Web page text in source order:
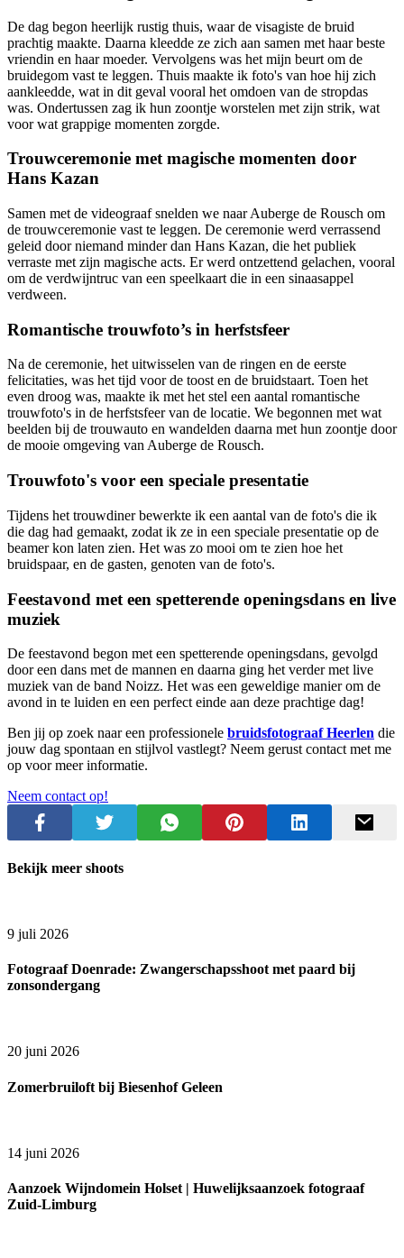
De dag begon heerlijk rustig thuis, waar de visagiste de bruid
prachtig maakte. Daarna kleedde ze zich aan samen met haar beste
vriendin en haar moeder. Vervolgens was het mijn beurt om de
bruidegom vast te leggen. Thuis maakte ik foto's van hoe hij zich
aankleedde, wat in dit geval vooral het omdoen van de stropdas
was. Ondertussen zag ik hun zoontje worstelen met zijn strik, wat
voor wat grappige momenten zorgde.
Trouwceremonie met magische momenten door
Hans Kazan
Samen met de videograaf snelden we naar Auberge de Rousch om
de trouwceremonie vast te leggen. De ceremonie werd verrassend
geleid door niemand minder dan Hans Kazan, die het publiek
verraste met zijn magische acts. Er werd ontzettend gelachen, vooral
om de verdwijntruc van een speelkaart die in een sinaasappel
verdween.
Romantische trouwfoto’s in herfstsfeer
Na de ceremonie, het uitwisselen van de ringen en de eerste
felicitaties, was het tijd voor de toost en de bruidstaart. Toen het
even droog was, maakte ik met het stel een aantal romantische
trouwfoto's in de herfstsfeer van de locatie. We begonnen met wat
beelden bij de trouwauto en wandelden daarna met hun zoontje door
de mooie omgeving van Auberge de Rousch.
Trouwfoto's voor een speciale presentatie
Tijdens het trouwdiner bewerkte ik een aantal van de foto's die ik
die dag had gemaakt, zodat ik ze in een speciale presentatie op de
beamer kon laten zien. Het was zo mooi om te zien hoe het
bruidspaar, en de gasten, genoten van de foto's.
Feestavond met een spetterende openingsdans en live
muziek
De feestavond begon met een spetterende openingsdans, gevolgd
door een dans met de mannen en daarna ging het verder met live
muziek van de band Noizz. Het was een geweldige manier om de
avond in te luiden en een perfect einde aan deze prachtige dag!
Ben jij op zoek naar een professionele bruidsfotograaf Heerlen die
jouw dag spontaan en stijlvol vastlegt? Neem gerust contact met me
op voor meer informatie.
Neem contact op!
Bekijk meer shoots
9 juli 2026
Fotograaf Doenrade: Zwangerschapsshoot met paard bij
zonsondergang
20 juni 2026
Zomerbruiloft bij Biesenhof Geleen
14 juni 2026
Aanzoek Wijndomein Holset | Huwelijksaanzoek fotograaf
Zuid-Limburg